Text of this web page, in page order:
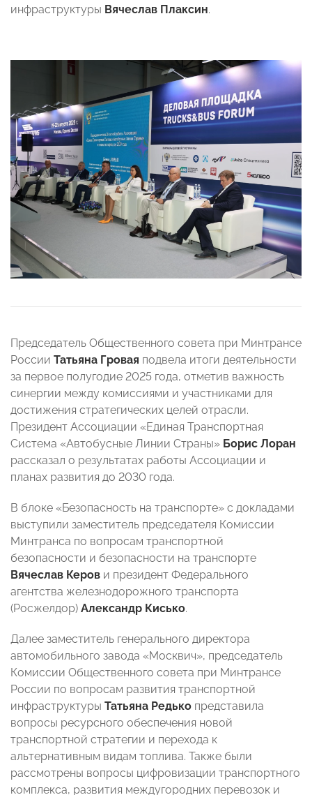
инфраструктуры Вячеслав Плаксин.
Председатель Общественного совета при Минтрансе
России Татьяна Гровая подвела итоги деятельности
за первое полугодие 2025 года, отметив важность
синергии между комиссиями и участниками для
достижения стратегических целей отрасли.
Президент Ассоциации «Единая Транспортная
Система «Автобусные Линии Страны» Борис Лоран
рассказал о результатах работы Ассоциации и
планах развития до 2030 года.
В блоке «Безопасность на транспорте» с докладами
выступили заместитель председателя Комиссии
Минтранса по вопросам транспортной
безопасности и безопасности на транспорте
Вячеслав Керов и президент Федерального
агентства железнодорожного транспорта
(Росжелдор) Александр Кисько.
Далее заместитель генерального директора
автомобильного завода «Москвич», председатель
Комиссии Общественного совета при Минтрансе
России по вопросам развития транспортной
инфраструктуры Татьяна Редько представила
вопросы ресурсного обеспечения новой
транспортной стратегии и перехода к
альтернативным видам топлива. Также были
рассмотрены вопросы цифровизации транспортного
комплекса, развития междугородних перевозок и